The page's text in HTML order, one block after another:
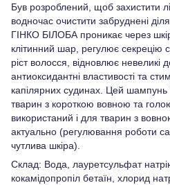
Був розроблений, щоб захистити
водночас очистити забруднені
ГІНКО БІЛОБА проникає через
клітинний шар, регулює секрецію
ріст волосся, відновлює невеликі
антиоксидантні властивості та
капілярних судинах. Цей шампунь
тварин з короткою вовною та
використаний і для тварин з
актуально (регулювання роботи
чутлива шкіра).
Склад: Вода, лауретсульфат
кокамідопропіл бетаїн, хлорид